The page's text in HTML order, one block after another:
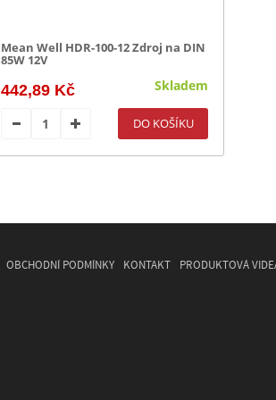
Mean Well HDR-100-12 Zdroj na DIN
85W 12V
442,89 Kč Skladem
OBCHODNÍ PODMÍNKY KONTAKT PRODUKTOVÁ